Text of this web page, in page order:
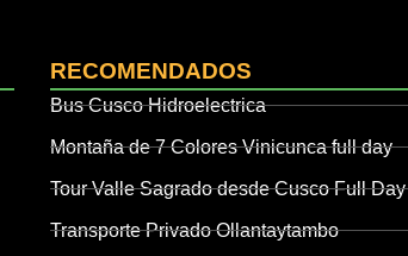
RECOMENDADOS
Bus Cusco Hidroelectrica
Montaña de 7 Colores Vinicunca full day
Tour Valle Sagrado desde Cusco Full Day
Transporte Privado Ollantaytambo